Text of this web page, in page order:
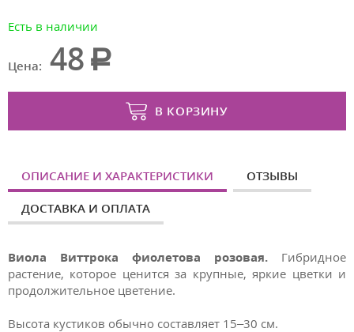
Есть в наличии
Цена: 48
В КОРЗИНУ
ОПИСАНИЕ И ХАРАКТЕРИСТИКИ ОТЗЫВЫ
ДОСТАВКА И ОПЛАТА
Виола Виттрока фиолетова розовая. Гибридное
растение, которое ценится за крупные, яркие цветки и
продолжительное цветение.
Высота кустиков обычно составляет 15–30 см.